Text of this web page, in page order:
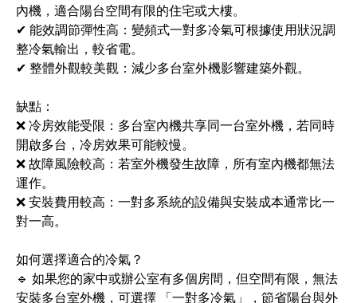
內機，適合陽台空間有限的住宅或大樓。
✔ 能效調節彈性高：變頻式一對多冷氣可根據使用狀況調
整冷氣輸出，較省電。
✔ 整體外觀較美觀：減少多台室外機影響建築外觀。
缺點：
❌ 冷房效能受限：多台室內機共享同一台室外機，若同時
開啟多台，冷房效果可能較慢。
❌ 故障風險較高：若室外機發生故障，所有室內機都無法
運作。
❌ 安裝費用較高：一對多系統的設備與安裝成本通常比一
對一高。
如何選擇適合的冷氣？
🔹 如果您的家中或辦公室有多個房間，但空間有限，無法
安裝多台室外機，可選擇 「一對多冷氣」，節省陽台與外